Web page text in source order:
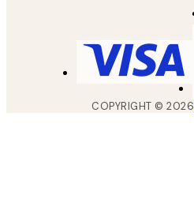
COPYRIGHT ©2026